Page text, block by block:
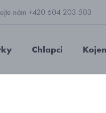
nám +420 604 203 503
Chlapci